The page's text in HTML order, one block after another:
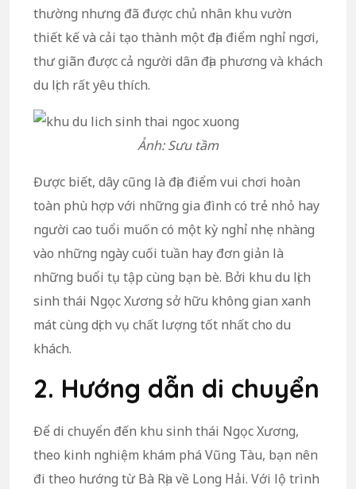
thường nhưng đã được chủ nhân khu vườn
thiết kế và cải tạo thành một địa điểm nghỉ ngơi,
thư giãn được cả người dân địa phương và khách
du lịch rất yêu thích.
Ảnh: Sưu tầm
Được biết, dây cũng là địa điểm vui chơi hoàn
toàn phù hợp với những gia đình có trẻ nhỏ hay
người cao tuổi muốn có một kỳ nghỉ nhẹ nhàng
vào những ngày cuối tuần hay đơn giản là
những buổi tụ tập cùng bạn bè. Bởi khu du lịch
sinh thái Ngọc Xương sở hữu không gian xanh
mát cùng dịch vụ chất lượng tốt nhất cho du
khách.
2. Hướng dẫn di chuyển
Để di chuyển đến khu sinh thái Ngọc Xương,
theo kinh nghiệm khám phá Vũng Tàu, bạn nên
đi theo hướng từ Bà Rịa về Long Hải. Với lộ trình